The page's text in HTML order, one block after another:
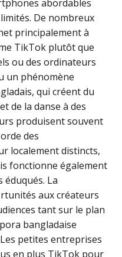
abordables
De nombreux
principalement à
TikTok plutôt que
ou des ordinateurs
un phénomène
qui créent du
de la danse à des
produisent souvent
des
localement distincts,
fonctionne également
La
aux créateurs
tant sur le plan
bangladaise
petites entreprises
en plus TikTok pour